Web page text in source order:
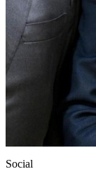
Social